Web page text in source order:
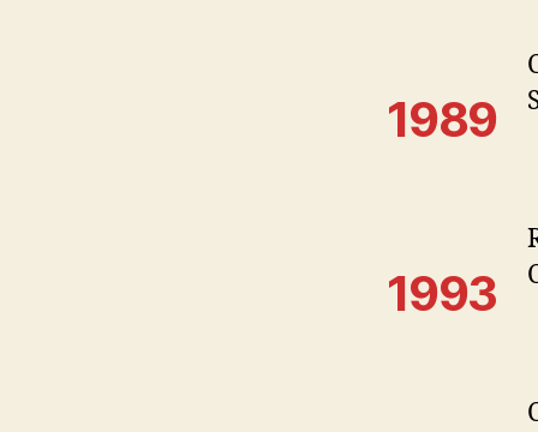
1989
1993